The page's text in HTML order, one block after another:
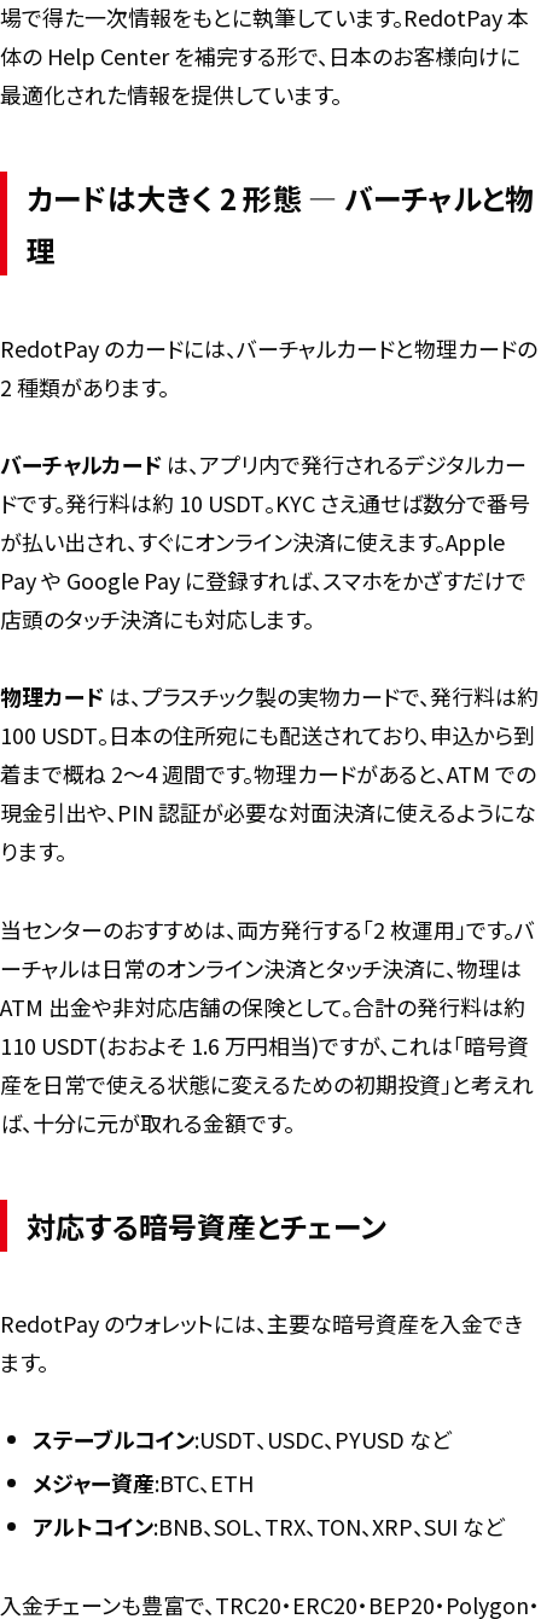
場で得た一次情報をもとに執筆しています。RedotPay 本
体の Help Center を補完する形で、日本のお客様向けに
最適化された情報を提供しています。
カードは大きく 2 形態 ― バーチャルと物
理
RedotPay のカードには、バーチャルカードと物理カードの
2 種類があります。
バーチャルカード は、アプリ内で発行されるデジタルカー
ドです。発行料は約 10 USDT。KYC さえ通せば数分で番号
が払い出され、すぐにオンライン決済に使えます。Apple
Pay や Google Pay に登録すれば、スマホをかざすだけで
店頭のタッチ決済にも対応します。
物理カード は、プラスチック製の実物カードで、発行料は約
100 USDT。日本の住所宛にも配送されており、申込から到
着まで概ね 2〜4 週間です。物理カードがあると、ATM での
現金引出や、PIN 認証が必要な対面決済に使えるようにな
ります。
当センターのおすすめは、両方発行する「2 枚運用」です。バ
ーチャルは日常のオンライン決済とタッチ決済に、物理は
ATM 出金や非対応店舗の保険として。合計の発行料は約
110 USDT(おおよそ 1.6 万円相当)ですが、これは「暗号資
産を日常で使える状態に変えるための初期投資」と考えれ
ば、十分に元が取れる金額です。
対応する暗号資産とチェーン
RedotPay のウォレットには、主要な暗号資産を入金でき
ます。
ステーブルコイン:USDT、USDC、PYUSD など
メジャー資産:BTC、ETH
アルトコイン:BNB、SOL、TRX、TON、XRP、SUI など
入金チェーンも豊富で、TRC20・ERC20・BEP20・Polygon・